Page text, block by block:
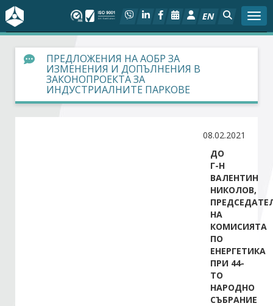
EN
За БСК
На фокус
Актуално
ПРЕДЛОЖЕНИЯ НА АОБР ЗА
ИЗМЕНЕНИЯ И ДОПЪЛНЕНИЯ В
ЗАКОНОПРОЕКТА ЗА
ИНДУСТРИАЛНИТЕ ПАРКОВЕ
08.02.2021
ДО
Г-Н
ВАЛЕНТИН
НИКОЛОВ,
НА
КОМИСИЯТА
ПО
ЕНЕРГЕТИКА
ПРИ 44-
ТО
НАРОДНО
СЪБРАНИЕ